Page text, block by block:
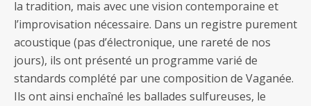
la tradition, mais avec une vision contemporaine et
l’improvisation nécessaire. Dans un registre purement
acoustique (pas d’électronique, une rareté de nos
jours), ils ont présenté un programme varié de
standards complété par une composition de Vaganée.
Ils ont ainsi enchaîné les ballades sulfureuses, le